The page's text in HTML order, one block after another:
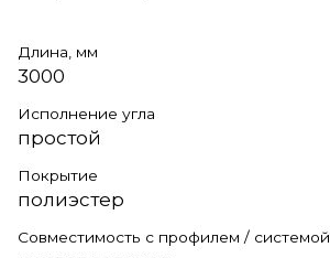
Длина, мм
3000
Исполнение угла
простой
Покрытие
полиэстер
Совместимость с профилем / системой